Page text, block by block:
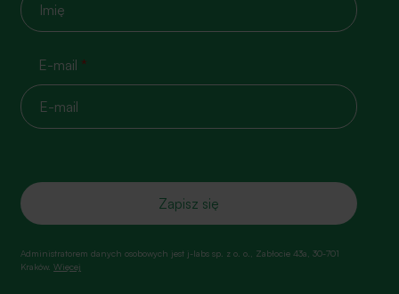
E-mail *
Administratorem danych osobowych jest j-labs sp. z o. o., Zabłocie 43a, 30-701
Kraków.Więcej